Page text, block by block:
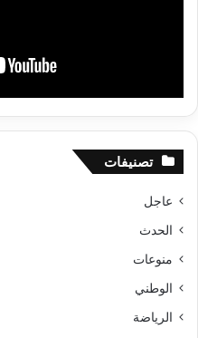
تصنيفات
عاجل
الحدث
منوعات
الوطني
الرياضة